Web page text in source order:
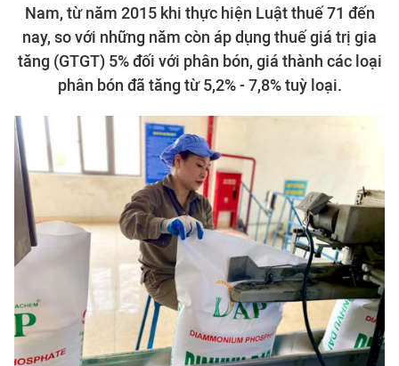
Nam, từ năm 2015 khi thực hiện Luật thuế 71 đến
nay, so với những năm còn áp dụng thuế giá trị gia
tăng (GTGT) 5% đối với phân bón, giá thành các loại
phân bón đã tăng từ 5,2% - 7,8% tuỳ loại.